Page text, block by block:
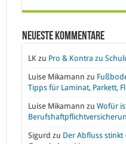
Neueste Kommentare
LKzu Pro & Kontra zu
Luise Mikamann zu
Tipps für Laminat, Parkett,
Luise Mikamann zu Wofür
Sigurd zu Der Abfluss